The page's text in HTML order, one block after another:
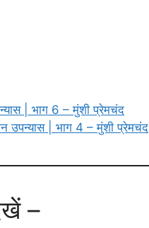
| भाग 6 – मुंशी प्रेमचंद
उपन्यास | भाग 4 – मुंशी प्रेमचंद
–